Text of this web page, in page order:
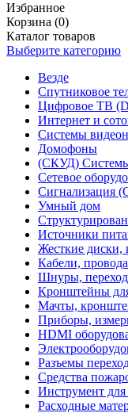
Избранное
Корзина (0)
Каталог товаров
Выберите категорию
Везде
Спутниковое
Цифровое ТВ
Интернет и
Системы
Домофоны
(СКУД) Системы
Сетевое
Сигнализация
Умный дом
Источники
Жесткие диски,
Кабели, провода
Шнуры,
Кронштейны
Мачты,
Приборы,
HDMI
Разъемы
Средства
Инструмент
Расходные